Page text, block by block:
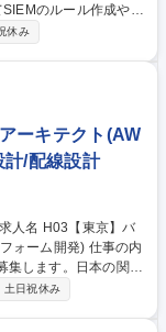
のルール作成や活
キュリティアーキテ
休み
ーキテクト(AW
計/配線設計
開発) 仕事の内
集します。日本の関係
ンのための安全なイ
土日祝休み